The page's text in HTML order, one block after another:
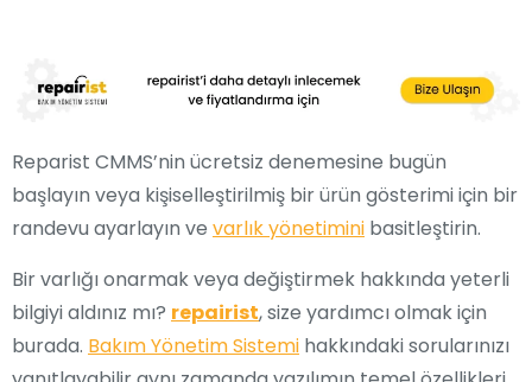
Reparist CMMS’nin ücretsiz denemesine bugün
başlayın veya kişiselleştirilmiş bir ürün gösterimi için bir
randevu ayarlayın ve varlık yönetimini basitleştirin.
Bir varlığı onarmak veya değiştirmek hakkında yeterli
bilgiyi aldınız mı? repairist, size yardımcı olmak için
burada. Bakım Yönetim Sistemi hakkındaki sorularınızı